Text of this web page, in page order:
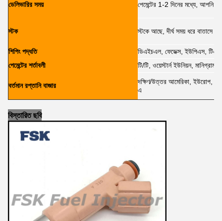
ডেলিভারির সময় পেমেন্টের 1-2 দিনের মধ্যে, আপনি
স্টক স্টকে আছে, দীর্ঘ সময় ধরে বাতাসে
শিপিং পদ্ধতি
ডিএইচএল, ফেডেক্স, ইউপিএস,
পেমেন্টের শর্তাবলী
টি/টি, ওয়েস্টার্ন ইউনিয়ন,
বর্তমান রপ্তানি বাজার
দক্ষিণ/উত্তর আমেরিকা, ইউরোপ,
এ
বিস্তারিত ছবি